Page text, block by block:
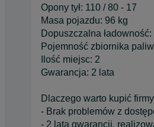
Opony tył: 110 / 80 - 17
Masa pojazdu: 96 kg
Dopuszczalna ładowność:
Pojemność zbiornika
Ilość miejsc: 2
Gwarancja: 2 lata
Dlaczego warto kupić
- Brak problemów z
- 2 lata gwarancji,